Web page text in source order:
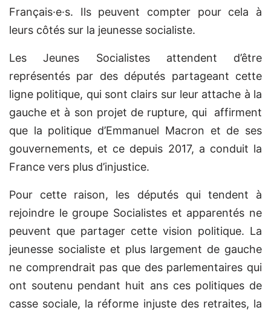
Français·e·s. Ils peuvent compter pour cela à
leurs côtés sur la jeunesse socialiste.
Les Jeunes Socialistes attendent d’être
représentés par des députés partageant cette
ligne politique, qui sont clairs sur leur attache à la
gauche et à son projet de rupture, qui affirment
que la politique d’Emmanuel Macron et de ses
gouvernements, et ce depuis 2017, a conduit la
France vers plus d’injustice.
Pour cette raison, les députés qui tendent à
rejoindre le groupe Socialistes et apparentés ne
peuvent que partager cette vision politique. La
jeunesse socialiste et plus largement de gauche
ne comprendrait pas que des parlementaires qui
ont soutenu pendant huit ans ces politiques de
casse sociale, la réforme injuste des retraites, la